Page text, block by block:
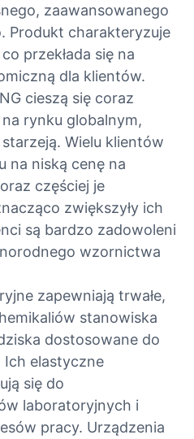
zaawansowanego
Produkt charakteryzuje
przekłada się na
dla klientów.
cieszą się coraz
rynku globalnym,
Wielu klientów
na niską cenę na
częściej je
zwiększyły ich
są bardzo zadowoleni
wzornictwa
zapewniają trwałe,
stanowiska
dostosowane do
elastyczne
się do
laboratoryjnych i
pracy. Urządzenia